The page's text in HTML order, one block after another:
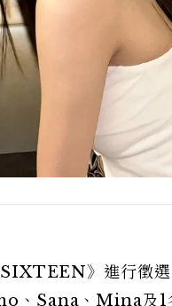
》進行徵選
、Sana、Mina及1